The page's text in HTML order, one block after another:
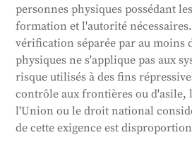
personnes physiques possédant
formation et l'autorité
vérification séparée par au moins
physiques ne s'applique pas aux
risque utilisés à des fins
contrôle aux frontières ou d'asile,
l'Union ou le droit national
de cette exigence est